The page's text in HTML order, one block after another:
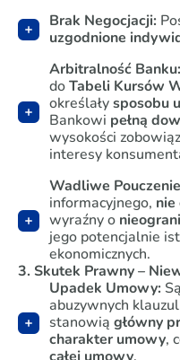
Brak Negocjacji:
uzgodnione
Arbitralność Banku:
doTabeli Kursów
określałysposobu
Bankowi pełną
wysokości
interesy
Wadliwe
informacyjnego, nie
wyraźny o
jego potencjalnie
ekonomicznych.
3. Skutek Prawny –
Upadek Umowy:
abuzywnych
stanowiągłówny
charakter umowy,